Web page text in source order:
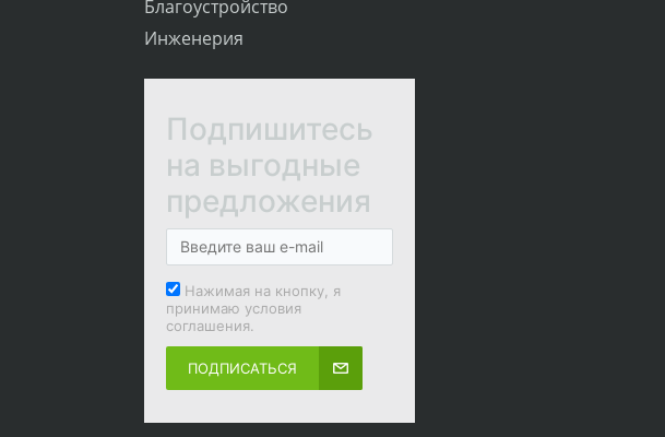
Благоустройство
Инженерия
Подпишитесь
на выгодные
предложения
Нажимая на кнопку, я
принимаю условия
соглашения.
ПОДПИСАТЬСЯ